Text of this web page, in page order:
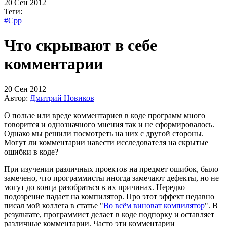
20 Сен 2012
Теги:
#Cpp
Что скрывают в себе
комментарии
20 Сен 2012
Автор: Дмитрий Новиков
О пользе или вреде комментариев в коде программ много
говорится и однозначного мнения так и не сформировалось.
Однако мы решили посмотреть на них с другой стороны.
Могут ли комментарии навести исследователя на скрытые
ошибки в коде?
При изучении различных проектов на предмет ошибок, было
замечено, что программисты иногда замечают дефекты, но не
могут до конца разобраться в их причинах. Нередко
подозрение падает на компилятор. Про этот эффект недавно
писал мой коллега в статье "Во всём виноват компилятор". В
результате, программист делает в коде подпорку и оставляет
различные комментарии. Часто эти комментарии